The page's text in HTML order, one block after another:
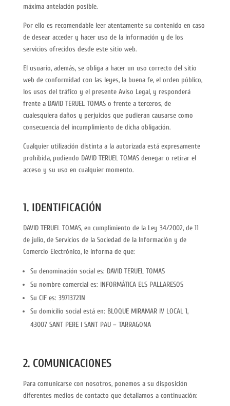
máxima antelación posible.
Por ello es recomendable leer atentamente su contenido en caso
de desear acceder y hacer uso de la información y de los
servicios ofrecidos desde este sitio web.
El usuario, además, se obliga a hacer un uso correcto del sitio
web de conformidad con las leyes, la buena fe, el orden público,
los usos del tráfico y el presente Aviso Legal, y responderá
frente a DAVID TERUEL TOMAS o frente a terceros, de
cualesquiera daños y perjuicios que pudieran causarse como
consecuencia del incumplimiento de dicha obligación.
Cualquier utilización distinta a la autorizada está expresamente
prohibida, pudiendo DAVID TERUEL TOMAS denegar o retirar el
acceso y su uso en cualquier momento.
1. IDENTIFICACIÓN
DAVID TERUEL TOMAS, en cumplimiento de la Ley 34/2002, de 11
de julio, de Servicios de la Sociedad de la Información y de
Comercio Electrónico, le informa de que:
Su denominación social es: DAVID TERUEL TOMAS
Su nombre comercial es: INFORMÁTICA ELS PALLARESOS
Su CIF es: 39713721N
Su domicilio social está en: BLOQUE MIRAMAR IV LOCAL 1,
43007 SANT PERE I SANT PAU – TARRAGONA
2. COMUNICACIONES
Para comunicarse con nosotros, ponemos a su disposición
diferentes medios de contacto que detallamos a continuación: